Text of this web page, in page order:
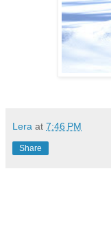
Lera at 7:46 PM
Share